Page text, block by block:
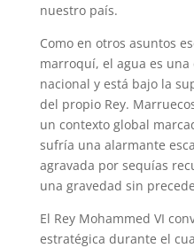
s
A
p
p
g
r
a
m
e
r
r
e
s
t
nuestro país.
Como en otros asuntos
marroquí, el agua es
nacional y está bajo la
del propio Rey.
un contexto global
sufría una alarmante
agravada por sequías
una gravedad sin
El Rey Mohammed VI
estratégica durante el